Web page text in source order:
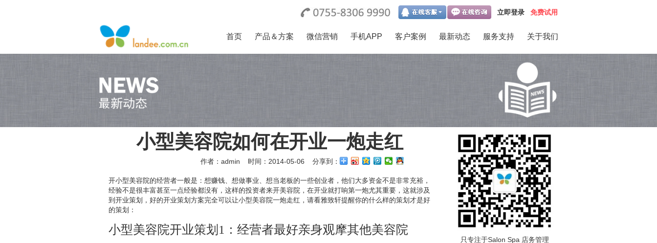
立即登录 免费试用
首页 产品＆方案 微信营销 手机APP 客户案例 最新动态 服务支持 关于我们
小型美容院如何在开业一炮走红
作者：admin 时间：2014-05-06 分享到：
开小型美容院的经营者一般是：想赚钱、想做事业、想当老板的一些创业者，他们大多资金不是非常充裕，
经验不是很丰富甚至一点经验都没有，这样的投资者来开美容院，在开业就打响第一炮尤其重要，这就涉及
到开业策划，好的开业策划方案完全可以让小型美容院一炮走红，请看雅致轩提醒你的什么样的策划才是好
的策划：
小型美容院开业策划1：经营者最好亲身观摩其他美容院
只专注于Salon Spa 店务管理